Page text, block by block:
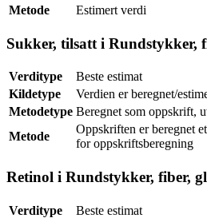
Metode
Estimert verdi
Sukker, tilsatt i Rundstykker,
Verditype
Beste estimat
Kildetype
Verdien er beregnet/
Metodetype Beregnet som oppskrift,
Metode
Oppskriften er beregnet
for oppskriftsberegning
Retinol i Rundstykker, fiber,
Verditype
Beste estimat